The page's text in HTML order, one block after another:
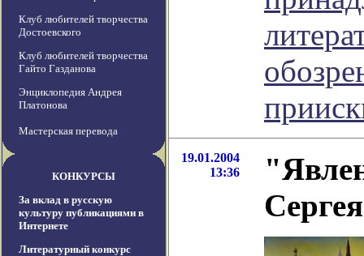
Клуб любителей творчества
Достоевского
Клуб любителей творчества
Гайто Газданова
Энциклопедия Андрея
Платонова
Мастерская перевода
КОНКУРСЫ
За вклад в русскую
культуру публикациями в
Интернете
Литературный конкурс
19.01.2004
13:36